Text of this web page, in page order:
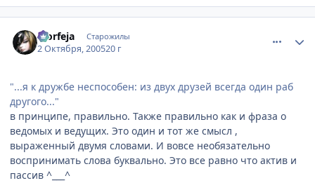
Morfeja Старожилы
2 Октября, 200520 г
"...я к дружбе неспособен: из двух друзей всегда один раб
другого..."
в принципе, правильно. Также правильно как и фраза о
ведомых и ведущих. Это один и тот же смысл ,
выраженный двумя словами. И вовсе необязательно
воспринимать слова буквально. Это все равно что актив и
пассив ^___^